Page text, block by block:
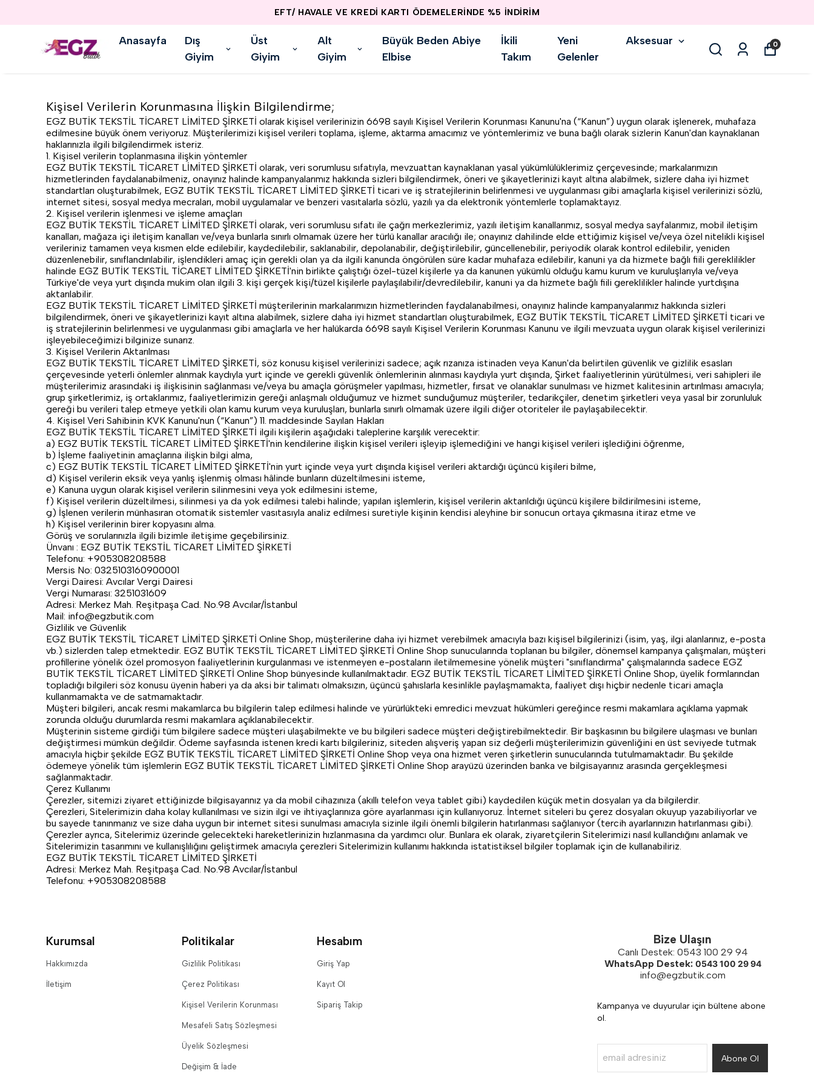
EFT/ HAVALE VE KREDİ KARTI ÖDEMELERİNDE %5 İNDİRİM
Anasayfa
Dış
Giyim
Üst
Giyim
Alt
Giyim
Büyük Beden Abiye
Elbise
İkili
Takım
Yeni
Gelenler
Aksesuar 0
Kişisel Verilerin Korunmasına İlişkin Bilgilendirme;
EGZ BUTİK TEKSTİL TİCARET LİMİTED ŞİRKETİ olarak kişisel verilerinizin 6698 sayılı Kişisel Verilerin Korunması Kanunu'na (“Kanun”) uygun olarak işlenerek, muhafaza
edilmesine büyük önem veriyoruz. Müşterilerimizi kişisel verileri toplama, işleme, aktarma amacımız ve yöntemlerimiz ve buna bağlı olarak sizlerin Kanun'dan kaynaklanan
haklarınızla ilgili bilgilendirmek isteriz.
1. Kişisel verilerin toplanmasına ilişkin yöntemler
EGZ BUTİK TEKSTİL TİCARET LİMİTED ŞİRKETİ olarak, veri sorumlusu sıfatıyla, mevzuattan kaynaklanan yasal yükümlülüklerimiz çerçevesinde; markalarımızın
hizmetlerinden faydalanabilmeniz, onayınız halinde kampanyalarımız hakkında sizleri bilgilendirmek, öneri ve şikayetlerinizi kayıt altına alabilmek, sizlere daha iyi hizmet
standartları oluşturabilmek, EGZ BUTİK TEKSTİL TİCARET LİMİTED ŞİRKETİ ticari ve iş stratejilerinin belirlenmesi ve uygulanması gibi amaçlarla kişisel verilerinizi sözlü,
internet sitesi, sosyal medya mecraları, mobil uygulamalar ve benzeri vasıtalarla sözlü, yazılı ya da elektronik yöntemlerle toplamaktayız.
2. Kişisel verilerin işlenmesi ve işleme amaçları
EGZ BUTİK TEKSTİL TİCARET LİMİTED ŞİRKETİ olarak, veri sorumlusu sıfatı ile çağrı merkezlerimiz, yazılı iletişim kanallarımız, sosyal medya sayfalarımız, mobil iletişim
kanalları, mağaza içi iletişim kanalları ve/veya bunlarla sınırlı olmamak üzere her türlü kanallar aracılığı ile; onayınız dahilinde elde ettiğimiz kişisel ve/veya özel nitelikli kişisel
verileriniz tamamen veya kısmen elde edilebilir, kaydedilebilir, saklanabilir, depolanabilir, değiştirilebilir, güncellenebilir, periyodik olarak kontrol edilebilir, yeniden
düzenlenebilir, sınıflandırılabilir, işlendikleri amaç için gerekli olan ya da ilgili kanunda öngörülen süre kadar muhafaza edilebilir, kanuni ya da hizmete bağlı fiili gereklilikler
halinde EGZ BUTİK TEKSTİL TİCARET LİMİTED ŞİRKETİ'nin birlikte çalıştığı özel-tüzel kişilerle ya da kanunen yükümlü olduğu kamu kurum ve kuruluşlarıyla ve/veya
Türkiye'de veya yurt dışında mukim olan ilgili 3. kişi gerçek kişi/tüzel kişilerle paylaşılabilir/devredilebilir, kanuni ya da hizmete bağlı fiili gereklilikler halinde yurtdışına
aktarılabilir.
EGZ BUTİK TEKSTİL TİCARET LİMİTED ŞİRKETİ müşterilerinin markalarımızın hizmetlerinden faydalanabilmesi, onayınız halinde kampanyalarımız hakkında sizleri
bilgilendirmek, öneri ve şikayetlerinizi kayıt altına alabilmek, sizlere daha iyi hizmet standartları oluşturabilmek, EGZ BUTİK TEKSTİL TİCARET LİMİTED ŞİRKETİ ticari ve
iş stratejilerinin belirlenmesi ve uygulanması gibi amaçlarla ve her halükarda 6698 sayılı Kişisel Verilerin Korunması Kanunu ve ilgili mevzuata uygun olarak kişisel verilerinizi
işleyebileceğimizi bilginize sunarız.
3. Kişisel Verilerin Aktarılması
EGZ BUTİK TEKSTİL TİCARET LİMİTED ŞİRKETİ, söz konusu kişisel verilerinizi sadece; açık rızanıza istinaden veya Kanun'da belirtilen güvenlik ve gizlilik esasları
çerçevesinde yeterli önlemler alınmak kaydıyla yurt içinde ve gerekli güvenlik önlemlerinin alınması kaydıyla yurt dışında, Şirket faaliyetlerinin yürütülmesi, veri sahipleri ile
müşterilerimiz arasındaki iş ilişkisinin sağlanması ve/veya bu amaçla görüşmeler yapılması, hizmetler, fırsat ve olanaklar sunulması ve hizmet kalitesinin artırılması amacıyla;
grup şirketlerimiz, iş ortaklarımız, faaliyetlerimizin gereği anlaşmalı olduğumuz ve hizmet sunduğumuz müşteriler, tedarikçiler, denetim şirketleri veya yasal bir zorunluluk
gereği bu verileri talep etmeye yetkili olan kamu kurum veya kuruluşları, bunlarla sınırlı olmamak üzere ilgili diğer otoriteler ile paylaşabilecektir.
4. Kişisel Veri Sahibinin KVK Kanunu'nun (“Kanun”) 11. maddesinde Sayılan Hakları
EGZ BUTİK TEKSTİL TİCARET LİMİTED ŞİRKETİ ilgili kişilerin aşağıdaki taleplerine karşılık verecektir:
a) EGZ BUTİK TEKSTİL TİCARET LİMİTED ŞİRKETİ'nin kendilerine ilişkin kişisel verileri işleyip işlemediğini ve hangi kişisel verileri işlediğini öğrenme,
b) İşleme faaliyetinin amaçlarına ilişkin bilgi alma,
c) EGZ BUTİK TEKSTİL TİCARET LİMİTED ŞİRKETİ'nin yurt içinde veya yurt dışında kişisel verileri aktardığı üçüncü kişileri bilme,
d) Kişisel verilerin eksik veya yanlış işlenmiş olması hâlinde bunların düzeltilmesini isteme,
e) Kanuna uygun olarak kişisel verilerin silinmesini veya yok edilmesini isteme,
f) Kişisel verilerin düzeltilmesi, silinmesi ya da yok edilmesi talebi halinde; yapılan işlemlerin, kişisel verilerin aktarıldığı üçüncü kişilere bildirilmesini isteme,
g) İşlenen verilerin münhasıran otomatik sistemler vasıtasıyla analiz edilmesi suretiyle kişinin kendisi aleyhine bir sonucun ortaya çıkmasına itiraz etme ve
h) Kişisel verilerinin birer kopyasını alma.
Görüş ve sorularınızla ilgili bizimle iletişime geçebilirsiniz.
Ünvanı : EGZ BUTİK TEKSTİL TİCARET LİMİTED ŞİRKETİ
Telefonu: +905308208588
Mersis No: 0325103160900001
Vergi Dairesi: Avcılar Vergi Dairesi
Vergi Numarası: 3251031609
Adresi: Merkez Mah. Reşitpaşa Cad. No.98 Avcılar/İstanbul
Mail: info@egzbutik.com
Gizlilik ve Güvenlik
EGZ BUTİK TEKSTİL TİCARET LİMİTED ŞİRKETİ Online Shop, müşterilerine daha iyi hizmet verebilmek amacıyla bazı kişisel bilgilerinizi (isim, yaş, ilgi alanlarınız, e-posta
vb.) sizlerden talep etmektedir. EGZ BUTİK TEKSTİL TİCARET LİMİTED ŞİRKETİ Online Shop sunucularında toplanan bu bilgiler, dönemsel kampanya çalışmaları, müşteri
profillerine yönelik özel promosyon faaliyetlerinin kurgulanması ve istenmeyen e-postaların iletilmemesine yönelik müşteri "sınıflandırma" çalışmalarında sadece EGZ
BUTİK TEKSTİL TİCARET LİMİTED ŞİRKETİ Online Shop bünyesinde kullanılmaktadır. EGZ BUTİK TEKSTİL TİCARET LİMİTED ŞİRKETİ Online Shop, üyelik formlarından
topladığı bilgileri söz konusu üyenin haberi ya da aksi bir talimatı olmaksızın, üçüncü şahıslarla kesinlikle paylaşmamakta, faaliyet dışı hiçbir nedenle ticari amaçla
kullanmamakta ve de satmamaktadır.
Müşteri bilgileri, ancak resmi makamlarca bu bilgilerin talep edilmesi halinde ve yürürlükteki emredici mevzuat hükümleri gereğince resmi makamlara açıklama yapmak
zorunda olduğu durumlarda resmi makamlara açıklanabilecektir.
Müşterinin sisteme girdiği tüm bilgilere sadece müşteri ulaşabilmekte ve bu bilgileri sadece müşteri değiştirebilmektedir. Bir başkasının bu bilgilere ulaşması ve bunları
değiştirmesi mümkün değildir. Ödeme sayfasında istenen kredi kartı bilgileriniz, siteden alışveriş yapan siz değerli müşterilerimizin güvenliğini en üst seviyede tutmak
amacıyla hiçbir şekilde EGZ BUTİK TEKSTİL TİCARET LİMİTED ŞİRKETİ Online Shop veya ona hizmet veren şirketlerin sunucularında tutulmamaktadır. Bu şekilde
ödemeye yönelik tüm işlemlerin EGZ BUTİK TEKSTİL TİCARET LİMİTED ŞİRKETİ Online Shop arayüzü üzerinden banka ve bilgisayarınız arasında gerçekleşmesi
sağlanmaktadır.
Çerez Kullanımı
Çerezler, sitemizi ziyaret ettiğinizde bilgisayarınız ya da mobil cihazınıza (akıllı telefon veya tablet gibi) kaydedilen küçük metin dosyaları ya da bilgilerdir.
Çerezleri, Sitelerimizin daha kolay kullanılması ve sizin ilgi ve ihtiyaçlarınıza göre ayarlanması için kullanıyoruz. İnternet siteleri bu çerez dosyaları okuyup yazabiliyorlar ve
bu sayede tanınmanız ve size daha uygun bir internet sitesi sunulması amacıyla sizinle ilgili önemli bilgilerin hatırlanması sağlanıyor (tercih ayarlarınızın hatırlanması gibi).
Çerezler ayrıca, Sitelerimiz üzerinde gelecekteki hareketlerinizin hızlanmasına da yardımcı olur. Bunlara ek olarak, ziyaretçilerin Sitelerimizi nasıl kullandığını anlamak ve
Sitelerimizin tasarımını ve kullanışlılığını geliştirmek amacıyla çerezleri Sitelerimizin kullanımı hakkında istatistiksel bilgiler toplamak için de kullanabiliriz.
EGZ BUTİK TEKSTİL TİCARET LİMİTED ŞİRKETİ
Adresi: Merkez Mah. Reşitpaşa Cad. No.98 Avcılar/İstanbul
Telefonu: +905308208588
Kurumsal
Hakkımızda
İletişim
Politikalar
Gizlilik Politikası
Çerez Politikası
Kişisel Verilerin Korunması
Mesafeli Satış Sözleşmesi
Üyelik Sözleşmesi
Değişim & İade
Hesabım
Giriş Yap
Kayıt Ol
Sipariş Takip
Bize Ulaşın
Canlı Destek: 0543 100 29 94
WhatsApp Destek: 0543 100 29 94
info@egzbutik.com
Kampanya ve duyurular için bültene abone
ol.
Abone Ol